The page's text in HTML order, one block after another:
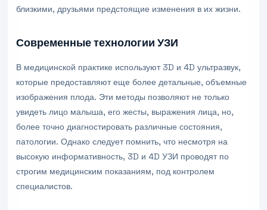
близкими, друзьями предстоящие изменения в их жизни.
Современные технологии УЗИ
В медицинской практике используют 3D и 4D ультразвук,
которые предоставляют еще более детальные, объемные
изображения плода. Эти методы позволяют не только
увидеть лицо малыша, его жесты, выражения лица, но,
более точно диагностировать различные состояния,
патологии. Однако следует помнить, что несмотря на
высокую информативность, 3D и 4D УЗИ проводят по
строгим медицинским показаниям, под контролем
специалистов.